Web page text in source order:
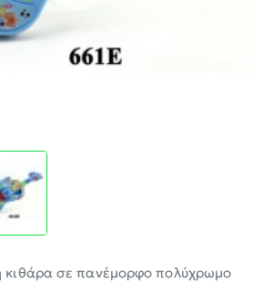
κιθάρα σε πανέμορφο πολύχρωμο